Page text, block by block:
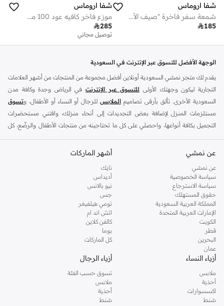
شفا اروماس
شمعة سفر فاخرة "صيف الأحلام" - برقوق، أوركيد وفانيليا
185
شفا اروماس
موزع فاخر كافيه عود 100 مل - عود، دافانا، وسويد
285
توصيل مجاني
الوجهة الأفضل للتسوق عبر الإنترنت في السعودية
يقدم لك متجر نمشي السعودية أونلاين أفضل مجموعة من المنتجات من أشهر العلامات
التجارية ليكون وجهتك الأولى للتسوق عبر الإنترنت في الرياض وجدة وكافة مدن
السعودية الأخرى. تألق بأرقى تصاميم الملابس للرجال أو النساء أو الأطفال، وتسوق
مستلزمات المنزل لإضافة بعض التجديدات إلى أنحاء منزلك، واقتني مستحضرات
التجميل بكافة أنواعها، واحصلي على كل ما تحتاجينه من منتجات الأطفال والرضّع، كل
أفضل العلامات التجارية في السعودية
يضم متجر نمشي السعودية أونلاين مجموعة ضخمة من المنتجات من أفضل العلامات
التجارية، بداية من الأزياء وحتى مستلزمات المنزل. ستجد لدينا كل ما ترغب به من
الملابس والأحذية والإكسسوارات وكافة احتياجاتك الأخرى من علامات رائدة مثل:
ديفاكتو ، و ديزل، وبيير كاردان تومي هيلفيغر، وريفر ايلاند
ومايكل كورس ، وبيفرلي هيلز بولو كلوب ، وأمريكان إيجل
لورين
كما ستجد ملابس للكبار والأطفال لدى نمشي السعودية من علامات مثل
وماركات خاصة بالأطفال مثل
وأخرى للرضع مثل مذركير
تسوقي أزياء نسائية مواكبة للموضة في السعودية
إذا كنتِ ترغبين في مواكبة أحدث الصيحات، أو تودين اقتناء قطع أزياء أساسية استعدادًا
عن نمشي
عن نمشي
سياسة الخصوصية
سياسة الاسترجاع
حقوق المستهلك
المملكة العربية السعودية
الإمارات العربية المتحدة
الكويت
قطر
البحرين
عمان
أشهر الماركات
نايك
أديداس
نيو بالانس
جس
تومي هيلفيغر
اتش اند ام
كالفن كلاين
بوما
كل الماركات
أزياء النساء
ملابس
أحذية
اكسسوارات
شنط
أزياء الرجال
تسوق حسب الفئة
ملابس
أحذية
شنط